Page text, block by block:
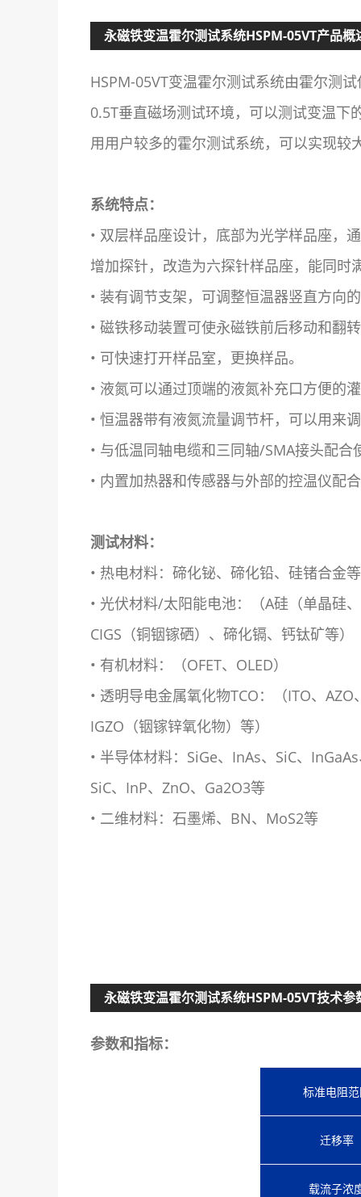
永磁铁变温霍尔测试系统HSPM-05VT产品概
HSPM-05VT变温霍尔测试系统由霍尔测
0.5T垂直磁场测试环境，可以测试变温
用用户较多的霍尔测试系统，可以实现
系统特点：
• 双层样品座设计，底部为光学样品座，
增加探针，改造为六探针样品座，能同时
• 装有调节支架，可调整恒温器竖直方向
• 磁铁移动装置可使永磁铁前后移动和翻
• 可快速打开样品室，更换样品。
• 液氮可以通过顶端的液氮补充口方便的
• 恒温器带有液氮流量调节杆，可以用来
• 与低温同轴电缆和三同轴/SMA接头配合
• 内置加热器和传感器与外部的控温仪配
测试材料：
• 热电材料：碲化铋、碲化铅、硅锗合金等
• 光伏材料/太阳能电池：（A硅（单晶硅
CIGS（铜铟镓硒）、碲化镉、钙钛矿等）
• 有机材料：（OFET、OLED）
• 透明导电金属氧化物TCO：（ITO、AZO
IGZO（铟镓锌氧化物）等）
• 半导体材料：SiGe、InAs、SiC、
SiC、InP、ZnO、Ga2O3等
• 二维材料：石墨烯、BN、MoS2等
永磁铁变温霍尔测试系统HSPM-05VT技术参
参数和指标：
标准电阻
迁移率
载流子浓